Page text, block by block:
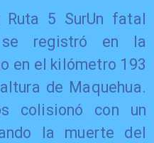
5 SurUn fatal
se registró en la
en el kilómetro 193
de Maquehua.
colisionó con un
la muerte del